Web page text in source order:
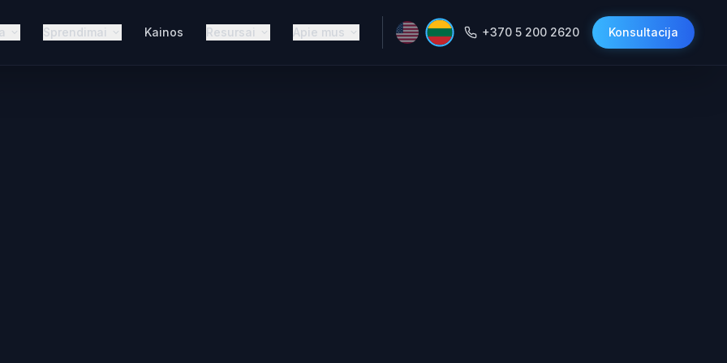
Sprendimai Kainos Resursai Apie mus +370 5 200 2620 Konsultacija